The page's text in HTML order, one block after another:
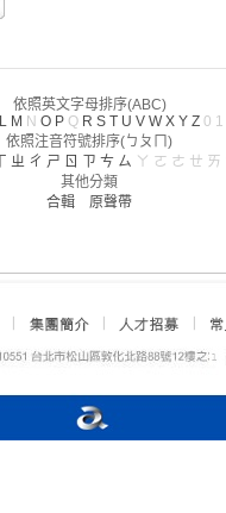
依照英文字母排序(ABC)
L M N O P Q R S T U V W X Y Z 0 1
依照注音符號排序(ㄅㄆㄇ)
ㄓ ㄔ ㄕ ㄖ ㄗ ㄘ ㄙ ㄚ ㄛ ㄜ ㄝ ㄞ
其他分類
合輯
原聲帶